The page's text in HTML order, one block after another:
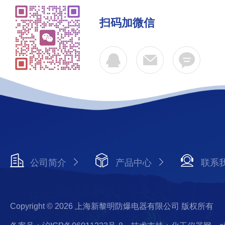
扫码加微信
公司简介 产品中心 联系
Copyright © 2026 上海新黎明防爆电器有限公司 版权所有